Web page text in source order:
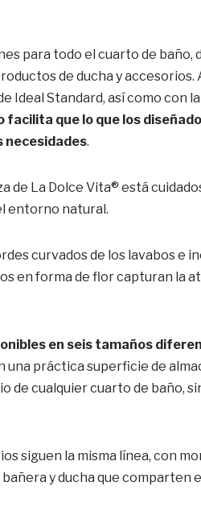
para todo el cuarto de baño,
de ducha y
Ideal Standard, así como con
facilita que lo que los
necesidades.
de La Dolce Vita® está
entorno natural.
curvados de los lavabos e
en forma de flor capturan la
en seis tamaños
práctica superficie de
de cualquier cuarto de baño,
siguen la misma línea, con
y ducha que comparten